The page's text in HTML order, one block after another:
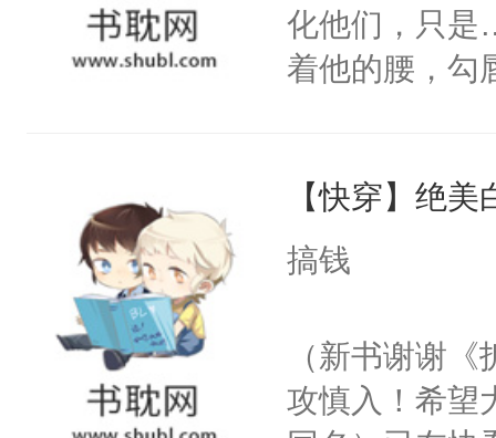
化他们，只是
着他的腰，勾
来，给老公
用力——为你
【快穿】绝
搞钱
（新书谢谢
攻慎入！希望